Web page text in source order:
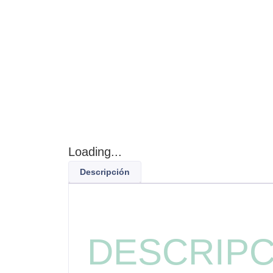
Loading...
Descripción